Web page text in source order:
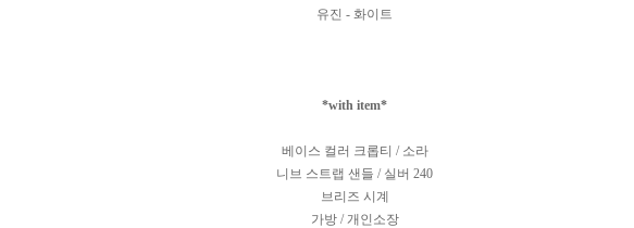
유진 - 화이트
*with item*
베이스 컬러 크롭티 / 소라
니브 스트랩 샌들 / 실버 240
브리즈 시계
가방 / 개인소장